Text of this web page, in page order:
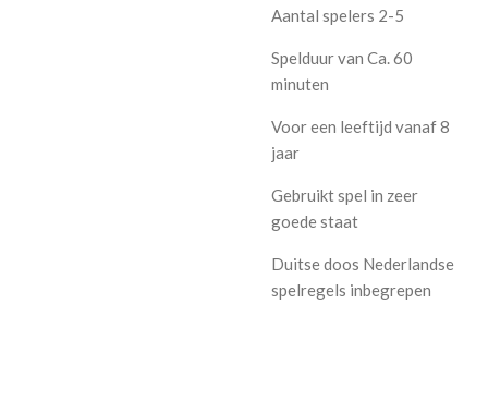
Aantal spelers 2-5
Spelduur van Ca. 60
minuten
Voor een leeftijd vanaf 8
jaar
Gebruikt spel in zeer
goede staat
Duitse doos Nederlandse
spelregels inbegrepen